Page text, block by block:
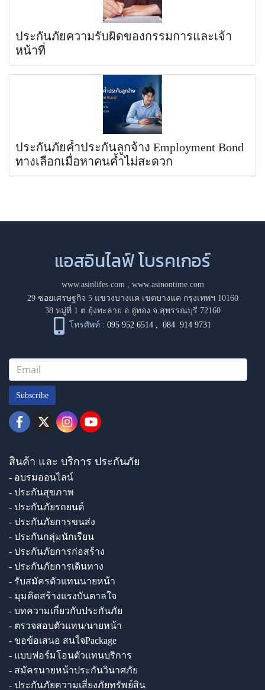
ประกันภัยความรับผิดของกรรมการและเจ้า
หน้าที่
ประกันภัยค้ำประกันลูกจ้าง Employment Bond
ทางเลือกเมื่อหาคนค้ำไม่สะดวก
แอสอินไลฟ์ โบรคเกอร์
www.asinlifes.com, www.asinontime.com
29 ซอยเศรษฐกิจ 5 แขวงบางแค เขตบางแค กรุงเทพฯ 10160
38 หมู่ที่ 1 ต.ยุ้งทะลาย อ.อู่ทอง จ.สุพรรณบุรี 72160
โทรศัพท์ : 095 952 6514 ,084 914 9731
Subscribe
สินค้า และ บริการ ประกันภัย
- อบรมออนไลน์
- ประกันสุขภาพ
- ประกันภัยรถยนต์
- ประกันภัยการขนส่ง
- ประกันกลุ่มนักเรียน
- ประกันภัยการก่อสร้าง
- ประกันภัยการเดินทาง
- รับสมัครตัวแทนนายหน้า
- มุมคิดสร้างแรงบันดาลใจ
- บทความเกี่ยวกับประกันภัย
- ตรวจสอบตัวแทน/นายหน้า
- ขอข้อเสนอ สนใจPackage
- แบบฟอร์มโอนตัวแทนบริการ
- สมัครนายหน้าประกันวินาศภัย
- ประกันภัยความเสี่ยงภัยทรัพย์สิน